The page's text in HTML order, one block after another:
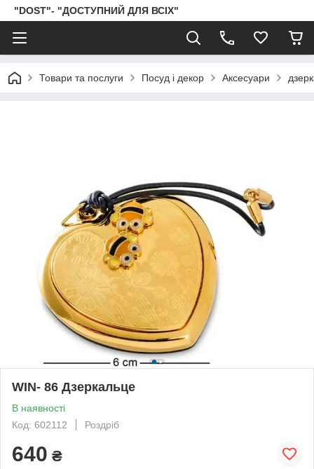
"DOST"- "ДОСТУПНИЙ ДЛЯ ВСІХ"
Товари та послуги Посуд і декор Аксесуари
WIN- 86 Дзеркальце
В наявності
Код: 602112
Роздріб
640 ₴